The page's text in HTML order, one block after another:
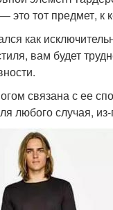
тот предмет, к
как
вам будет
связана с ее
любого случая,